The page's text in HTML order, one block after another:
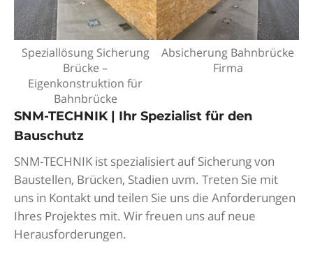
Speziallösung Sicherung
Brücke –
Eigenkonstruktion für
Bahnbrücke
Absicherung Bahnbrücke
Firma
SNM-TECHNIK | Ihr Spezialist für den
Bauschutz
SNM-TECHNIK ist spezialisiert auf Sicherung von
Baustellen, Brücken, Stadien uvm. Treten Sie mit
uns in Kontakt und teilen Sie uns die Anforderungen
Ihres Projektes mit. Wir freuen uns auf neue
Herausforderungen.